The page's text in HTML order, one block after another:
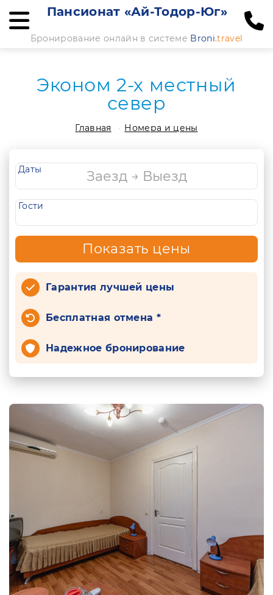
Пансионат «Ай-Тодор-Юг»
Бронирование онлайн в системе Broni.travel
Эконом 2-х местный
север
Главная Номера и цены
Даты
Гости
Показать цены
Гарантия лучшей цены
Бесплатная отмена *
Надежное бронирование